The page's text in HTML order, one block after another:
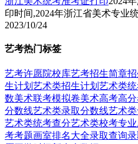
印时间,2024年浙江省美术专业
2023/10/24
艺考热门标签
艺考许愿院校库艺考招生简章
生计划 艺术类招生计划 艺术类
数美术联考模拟卷美术高考高
分数线艺术类录取分数线艺术
艺术类统考查分艺术类校考专
考考题画室排名大全录取查询